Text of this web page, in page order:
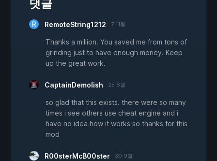
댓글
RemoteString1212 7 11월
Thanks a million. You saved me from tons of
grinding just to have enough money. Keep
up the great work.
CaptainDemolish 25 6월
so glad that this exists. there were so many
times i see others use cheat engine and i
have no idea how it works so thanks for this
mod
R00sterMcB00ster 30 9월